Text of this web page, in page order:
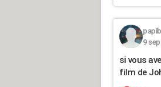
9
si vous
film de